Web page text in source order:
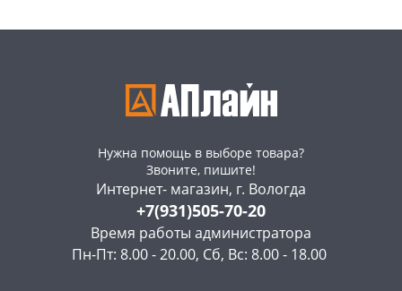
Нужна помощь в выборе товара?
Звоните, пишите!
Интернет- магазин, г. Вологда
+7(931)505-70-20
Время работы администратора
Пн-Пт: 8.00 - 20.00, Сб, Вс: 8.00 - 18.00